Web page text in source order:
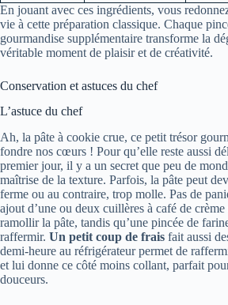
En jouant avec ces ingrédients, vous
vie à cette préparation classique. Chaque
gourmandise supplémentaire transforme la
véritable moment de plaisir et de créativité.
Conservation et astuces du chef
L’astuce du chef
Ah, la pâte à cookie crue, ce petit trésor
fondre nos cœurs ! Pour qu’elle reste aussi
premier jour, il y a un secret que peu de
maîtrise de la texture. Parfois, la pâte peut
ferme ou au contraire, trop molle. Pas de
ajout d’une ou deux cuillères à café de crème
ramollir la pâte, tandis qu’une pincée de
raffermir. Un petit coup de frais fait aussi
demi-heure au réfrigérateur permet de
et lui donne ce côté moins collant, parfait
douceurs.